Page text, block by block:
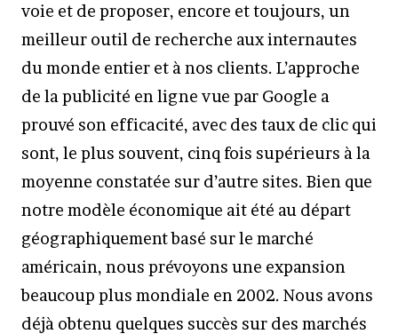
voie et de proposer, encore et toujours, un
meilleur outil de recherche aux internautes
du monde entier et à nos clients. L’approche
de la publicité en ligne vue par Google a
prouvé son efficacité, avec des taux de clic qui
sont, le plus souvent, cinq fois supérieurs à la
moyenne constatée sur d’autre sites. Bien que
notre modèle économique ait été au départ
géographiquement basé sur le marché
américain, nous prévoyons une expansion
beaucoup plus mondiale en 2002. Nous avons
déjà obtenu quelques succès sur des marchés